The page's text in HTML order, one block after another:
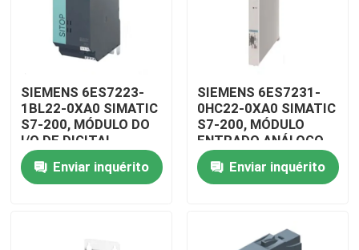
SIEMENS 6ES7223-
1BL22-0XA0 SIMATIC
S7-200, MÓDULO DO
I/O DE DIGITAL
Enviar inquérito
SIEMENS 6ES7231-
0HC22-0XA0 SIMATIC
S7-200, MÓDULO
ENTRADO ANÁLOGO
Enviar inquérito